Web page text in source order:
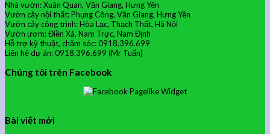
Nhà vườn: Xuân Quan, Văn Giang, Hưng Yên
Vườn cây nội thất: Phụng Công, Văn Giang, Hưng Yên
Vườn cây công trình: Hòa Lạc, Thạch Thất, Hà Nội
Vườn ươm: Điền Xá, Nam Trực, Nam Định
Hỗ trợ kỹ thuật, chăm sóc: 0918.396.699
Liên hệ dự án: 0918.396.699 (Mr Tuấn)
Chúng tôi trên Facebook
Bài viết mới